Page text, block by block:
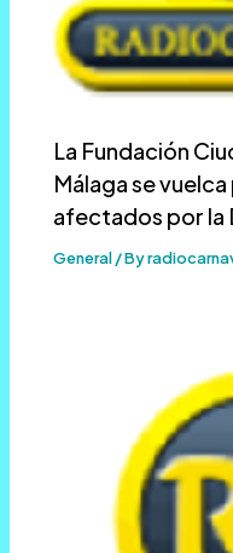
La Fundación
Málaga se
afectados por la
General/ By